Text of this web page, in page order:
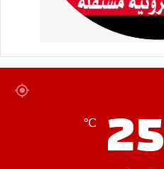
25
℃